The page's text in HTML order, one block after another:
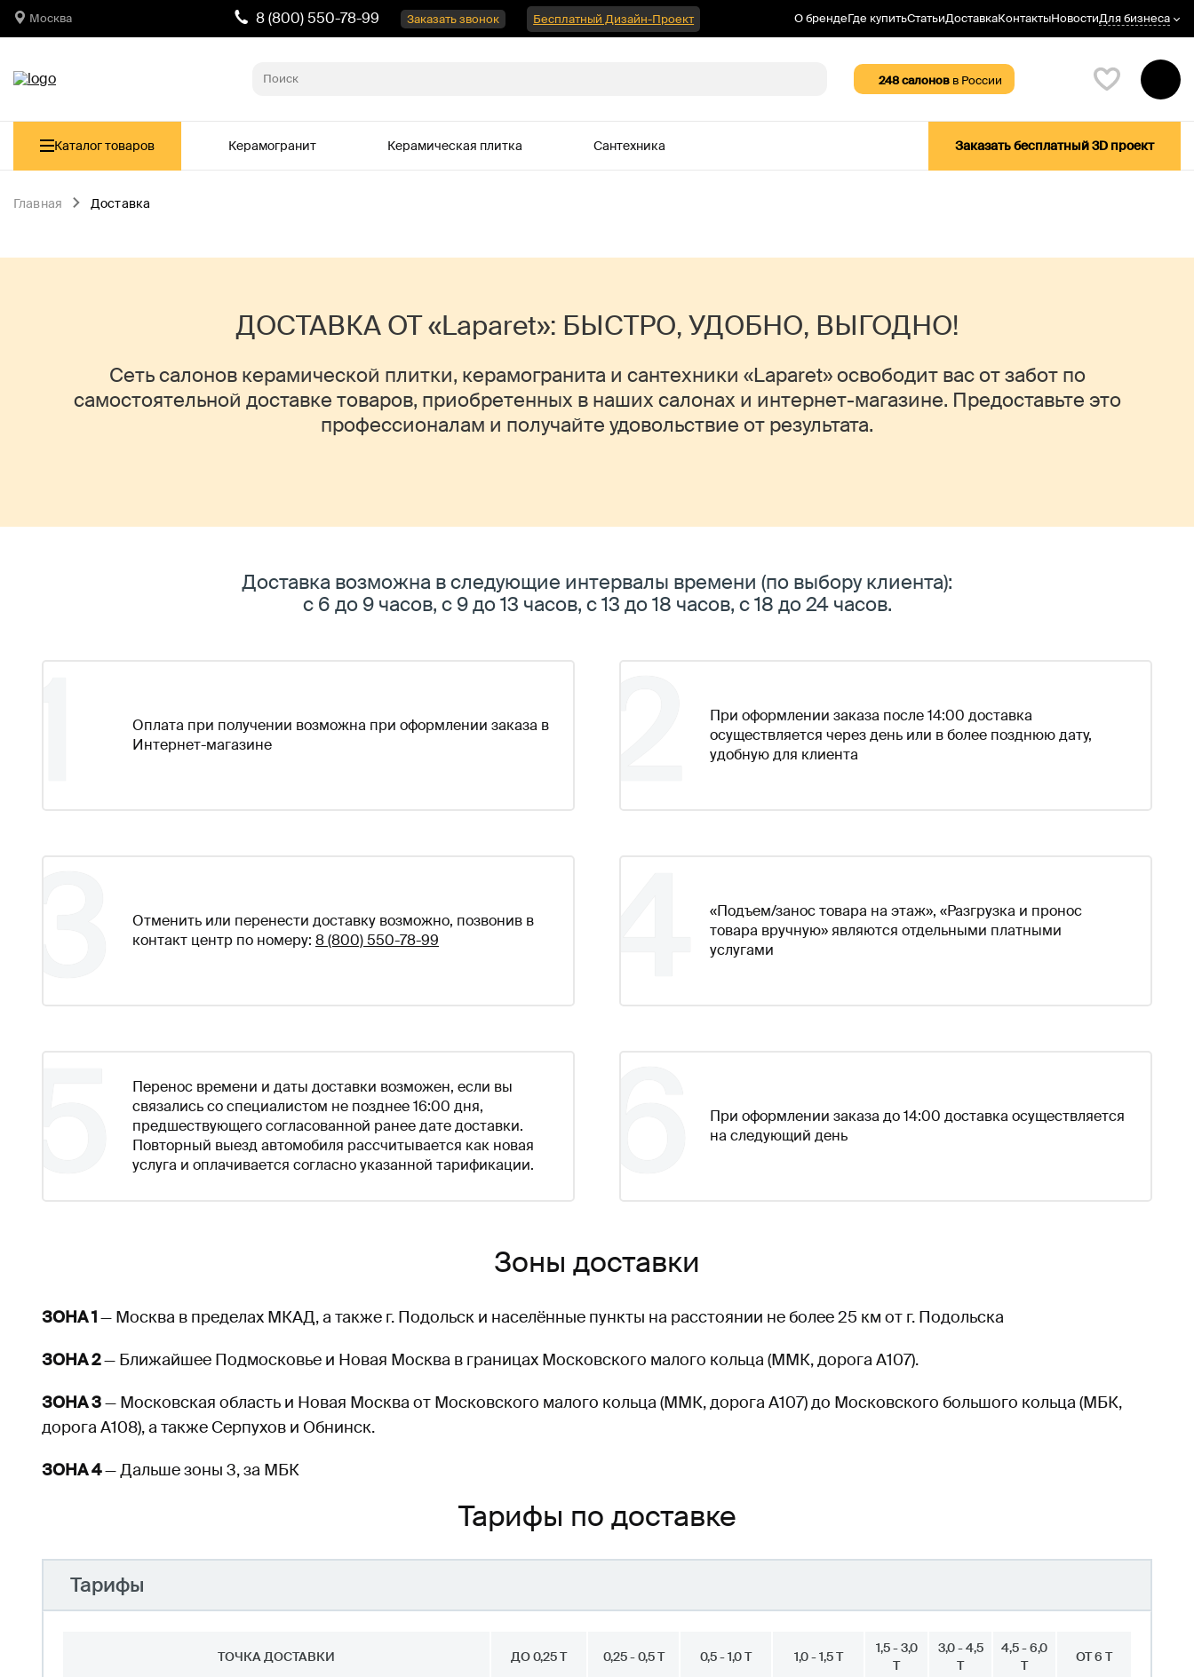
Москва 8 (800) 550-78-99 Заказать звонок Бесплатный Дизайн-Проект О брендеГде купитьСтатьиДоставкаКонтактыНовостиДля бизнеса
248салонов в России
Каталог товаров Керамогранит Керамическая плитка Сантехника Заказать бесплатный 3D проект
Главная Доставка
ДОСТАВКА ОТ «Laparet»: БЫСТРО, УДОБНО, ВЫГОДНО!
Сеть салонов керамической плитки, керамогранита и сантехники «Laparet» освободит вас от забот по
самостоятельной доставке товаров, приобретенных в наших салонах и интернет-магазине. Предоставьте это
профессионалам и получайте удовольствие от результата.
Доставка возможна в следующие интервалы времени (по выбору клиента):
с 6 до 9 часов, с 9 до 13 часов, с 13 до 18 часов, с 18 до 24 часов.
Оплата при получении возможна при оформлении заказа в
Интернет-магазине
При оформлении заказа после 14:00 доставка
осуществляется через день или в более позднюю дату,
удобную для клиента
Отменить или перенести доставку возможно, позвонив в
контакт центр по номеру: 8 (800) 550-78-99
«Подъем/занос товара на этаж», «Разгрузка и пронос
товара вручную» являются отдельными платными
услугами
Перенос времени и даты доставки возможен, если вы
связались со специалистом не позднее 16:00 дня,
предшествующего согласованной ранее дате доставки.
Повторный выезд автомобиля рассчитывается как новая
услуга и оплачивается согласно указанной тарификации.
При оформлении заказа до 14:00 доставка осуществляется
на следующий день
Зоны доставки
ЗОНА 1— Москва в пределах МКАД, а также г. Подольск и населённые пункты на расстоянии не более 25 км от г. Подольска
ЗОНА 2— Ближайшее Подмосковье и Новая Москва в границах Московского малого кольца (ММК, дорога А107).
ЗОНА 3— Московская область и Новая Москва от Московского малого кольца (ММК, дорога А107) до Московского большого кольца (МБК,
дорога А108), а также Серпухов и Обнинск.
ЗОНА 4— Дальше зоны 3, за МБК
Тарифы по доставке
Тарифы
ТОЧКА ДОСТАВКИ ДО 0,25 Т 0,25 - 0,5 Т 0,5 - 1,0 Т 1,0 - 1,5 Т
1,5 - 3,0
Т
3,0 - 4,5
Т
4,5 - 6,0
Т
ОТ 6 Т